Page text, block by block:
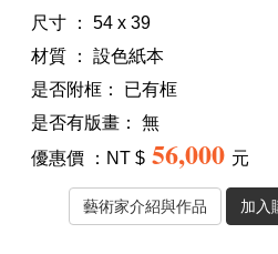
尺寸 ： 54 x 39
材質 ： 設色紙本
是否附框：
已有框
是否有版畫：
無
優惠價 ：NT $ 56,000 元